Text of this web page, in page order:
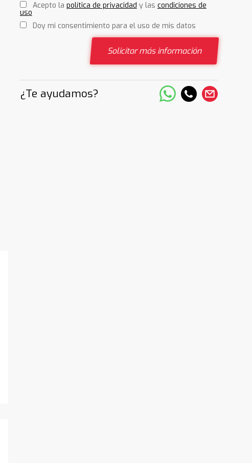
Acepto la política de privacidad y las condiciones de
uso
Doy mi consentimiento para el uso de mis datos
Solicitar más información
¿Te ayudamos?